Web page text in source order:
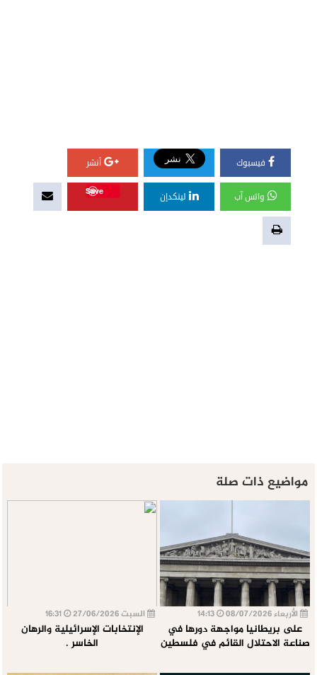
فيسبوك أنشر
واتس آب لينكدإن
Save
مواضيع ذات صلة
الأربعاء 08/07/2026
على بريطانيا مواجهة دورها في
صناعة الاحتلال القائم في فلسطين
السبت 27/06/2026
الإنتخابات الإسرائيلية والرهان
الخاسر .